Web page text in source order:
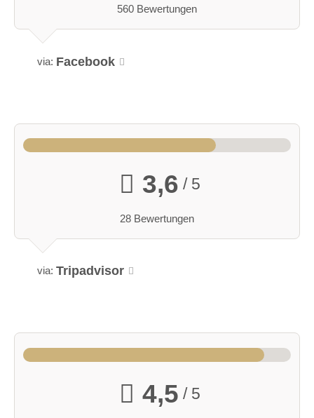
560 Bewertungen
via: Facebook
3,6 / 5
28 Bewertungen
via: Tripadvisor
4,5 / 5